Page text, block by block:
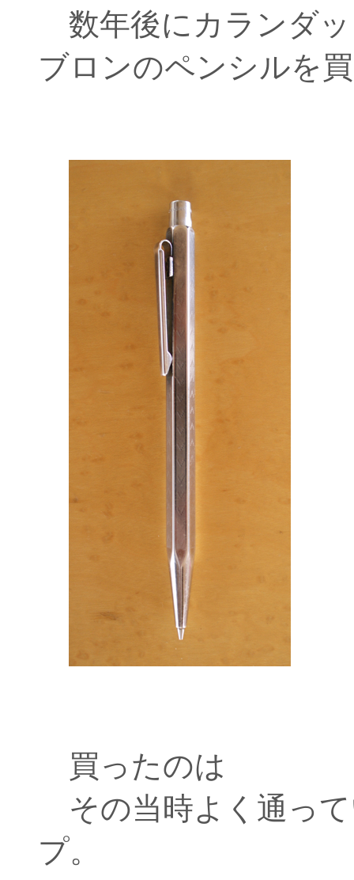
数年後にカランダ
ブロンのペンシルを
買ったのは
その当時よく通っ
プ。